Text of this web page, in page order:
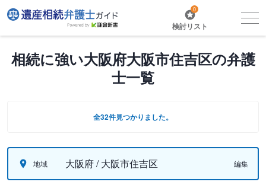
0
検討リスト
相続に強い大阪府大阪市住吉区の弁護
士一覧
全32件見つかりました。
地域 大阪府 / 大阪市住吉区 編集